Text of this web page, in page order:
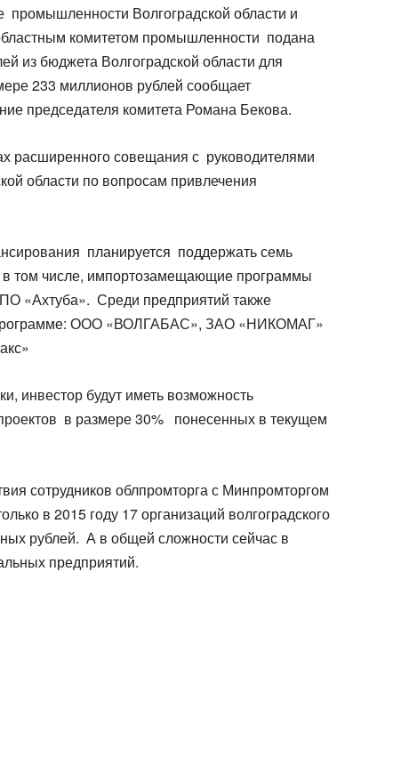
Волгоградской области и
комитетом промышленности подана
из бюджета Волгоградской области для
233 миллионов рублей сообщает
председателя комитета Романа Бекова.
расширенного совещания с руководителями
области по вопросам привлечения
планируется поддержать семь
в том числе, импортозамещающие программы
«Ахтуба». Среди предприятий также
программе: ООО «ВОЛГАБАС», ЗАО «НИКОМАГ»
инвестор будут иметь возможность
в размере 30% понесенных в текущем
сотрудников облпромторга с Минпромторгом
в 2015 году 17 организаций волгоградского
рублей. А в общей сложности сейчас в
предприятий.